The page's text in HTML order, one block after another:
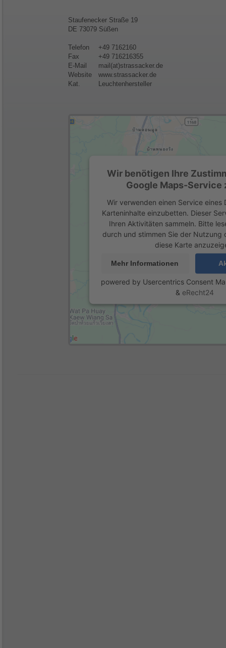
Staufenecker Straße 19
DE 73079 Süßen
Telefon
+49 7162160
Fax
+49 716216355
E-Mail
mail(at)strassacker.de
Website
www.strassacker.de
Kat.
Leuchtenhersteller
Wir benötigen Ihre
Google Maps-Service
Wir verwenden einen Service eines
Karteninhalte einzubetten. Dieser
Ihren Aktivitäten sammeln. Bitte
durch und stimmen Sie der Nutzung
diese Karte
Mehr Informationen
powered by Usercentrics Consent
& eRecht24